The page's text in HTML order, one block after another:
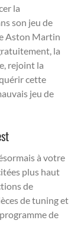
la
son jeu de
Aston Martin
la
rejoint la
cette
jeu de
à votre
plus haut
de
de tuning et
de